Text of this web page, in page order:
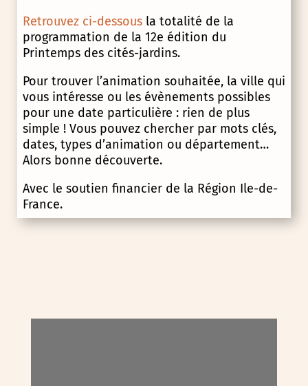
Retrouvez ci-dessousla totalité de la
programmation de la 12e édition du
Printemps des cités-jardins.
Pour trouver l’animation souhaitée, la ville qui
vous intéresse ou les évènements possibles
pour une date particulière : rien de plus
simple ! Vous pouvez chercher par mots clés,
dates, types d’animation ou département…
Alors bonne découverte.
Avec le soutien financier de la Région Ile-de-
France.